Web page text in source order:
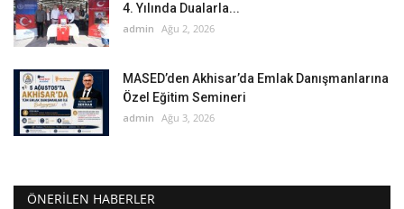
4. Yılında Dualarla...
admin Ağu 2, 2026
MASED’den Akhisar’da Emlak Danışmanlarına
Özel Eğitim Semineri
admin Ağu 3, 2026
ÖNERILEN HABERLER